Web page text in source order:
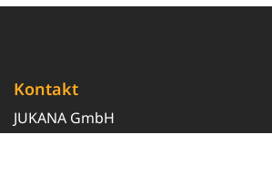
Kontakt
JUKANA GmbH